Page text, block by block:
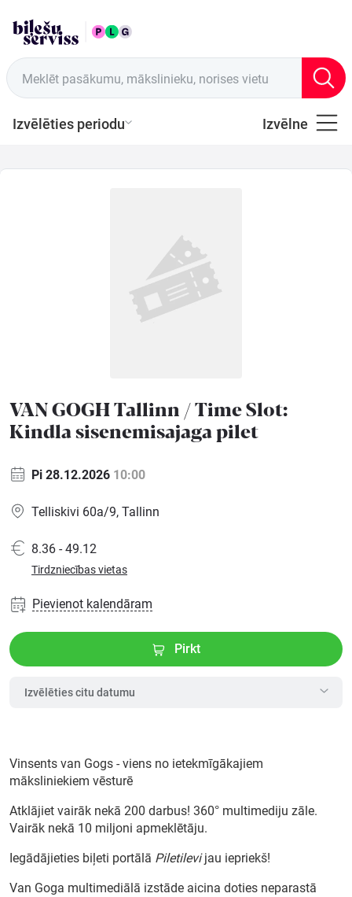
Meklēt pasākumu, mākslinieku, norises vietu
Izvēlēties periodu Izvēlne
LAT Tirdzniecības vietas
Dāvanu
kartes
Kino
Meklēt kartē
Izvēlēties
periodu
VAN GOGH Tallinn / Time Slot:
Kindla sisenemisajaga pilet
Pi 28.12.2026 10:00
Telliskivi 60a/9, Tallinn
8.36 - 49.12
Tirdzniecības vietas
Pievienot kalendāram
Pirkt
Izvēlēties citu datumu
Vinsents van Gogs - viens no ietekmīgākajiem
māksliniekiem vēsturē
Atklājiet vairāk nekā 200 darbus! 360° multimediju zāle.
Vairāk nekā 10 miljoni apmeklētāju.
Iegādājieties biļeti portālā Piletilevijau iepriekš!
Van Goga multimediālā izstāde aicina doties neparastā